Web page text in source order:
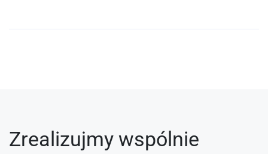
Zrealizujmy wspólnie